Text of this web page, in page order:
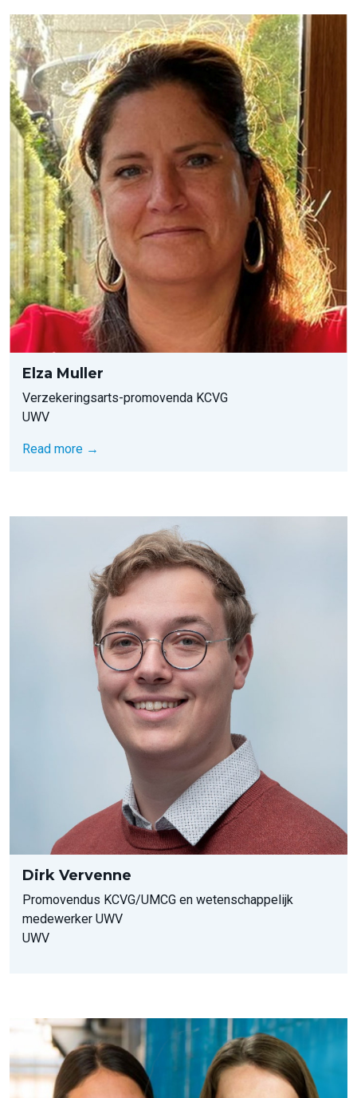
Elza Muller
Verzekeringsarts-promovenda KCVG
UWV
Read more →
Dirk Vervenne
Promovendus KCVG/UMCG en wetenschappelijk
medewerker UWV
UWV